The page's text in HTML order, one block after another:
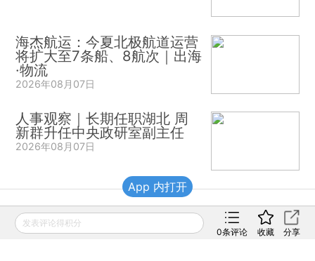
海杰航运：今夏北极航道运营
将扩大至7条船、8航次｜出海
·物流
2026年08月07日
人事观察｜长期任职湖北 周
新群升任中央政研室副主任
2026年08月07日
财新移动
发表评论得积分
0条评论 收藏 分享
App 内打开